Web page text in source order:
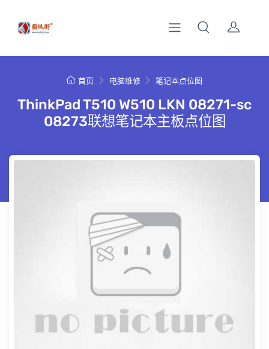
首页 电脑维修 笔记本点位图
ThinkPad T510 W510 LKN 08271-sc
08273联想笔记本主板点位图